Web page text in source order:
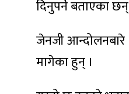
दिनुपर्ने बताएका
जेनजी आन्दोलनबारे
मागेका हुन् ।